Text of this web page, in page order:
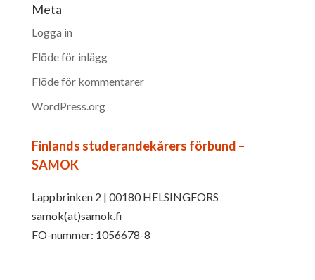
Meta
Logga in
Flöde för inlägg
Flöde för kommentarer
WordPress.org
Finlands studerandekårers förbund –
SAMOK
Lappbrinken 2 | 00180 HELSINGFORS
samok(at)samok.fi
FO-nummer: 1056678-8